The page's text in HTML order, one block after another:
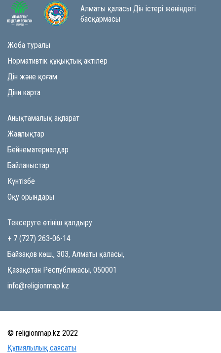
Алматы қаласы Дін істері жөніндегі
басқармасы
Жоба туралы
Нормативтік құқықтық актілер
Дін және қоғам
Діни карта
Анықтамалық ақпарат
Жаңалықтар
Бейнематериалдар
Байланыстар
Күнтізбе
Оқу орындары
Тексеруге өтініш қалдыру
+ 7 (727) 263-06-14
Байзақов көш., 303, Алматы қаласы,
Қазақстан Республикасы, 050001
info@religionmap.kz
© religionmap.kz 2022
Құпиялылық саясаты